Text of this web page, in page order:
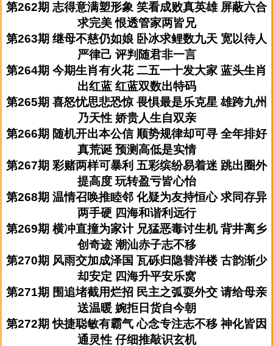
第262期 志得意满塑形象 笑看成败真英雄 屏蔽六合
求完美 恨透管家两皆兄
第263期 继母不慈仍如娘 卧冰求鲤数九天 宽以待人
严律己 评判随君非一言
第264期 今期生肖有火花 二五一十发大家 蓝头生肖
出红蓝 红蓝双数出特码
第265期 喜怒忧思悲恐惊 畏惧最是乐克星 雄跨九州
乃天性 娇贵人生自双亲
第266期 随机开出本公信 顺势规律却可寻 全年排好
真荒诞 预测高低是实情
第267期 彩赌两样可暴利 五彩缤纷易着迷 跳出圈外
提高度 玩转盈亏皆心怡
第268期 温情召唤推睦邻 化疑为友持恒心 求同存异
两手硬 四海和谐利远行
第269期 横冲直撞为家计 兄猛恶毒讨生机 背井离乡
创奇迹 潮汕赤子志不移
第270期 风雨交加成泽国 瓦砾归隐替洋楼 古韵渐少
却安定 四海升平安乐窝
第271期 围追堵截用烂招 民主之弧耍外交 请给母亲
送温暖 婉拒日货自今朝
第272期 快捷聪敏有霸气 心念专注志不移 神化皆因
通灵性 仔细推敲识玄机